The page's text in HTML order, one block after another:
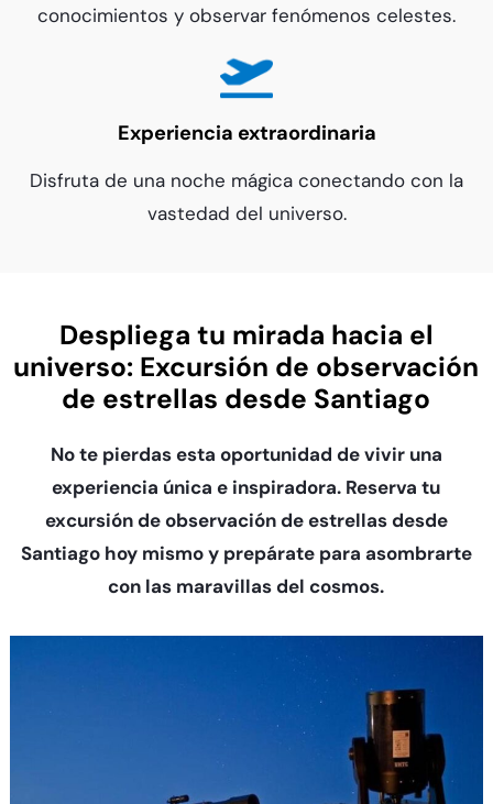
conocimientos y observar fenómenos celestes.
Experiencia extraordinaria
Disfruta de una noche mágica conectando con la
vastedad del universo.
Despliega tu mirada hacia el
universo: Excursión de observación
de estrellas desde Santiago
No te pierdas esta oportunidad de vivir una
experiencia única e inspiradora. Reserva tu
excursión de observación de estrellas desde
Santiago hoy mismo y prepárate para asombrarte
con las maravillas del cosmos.